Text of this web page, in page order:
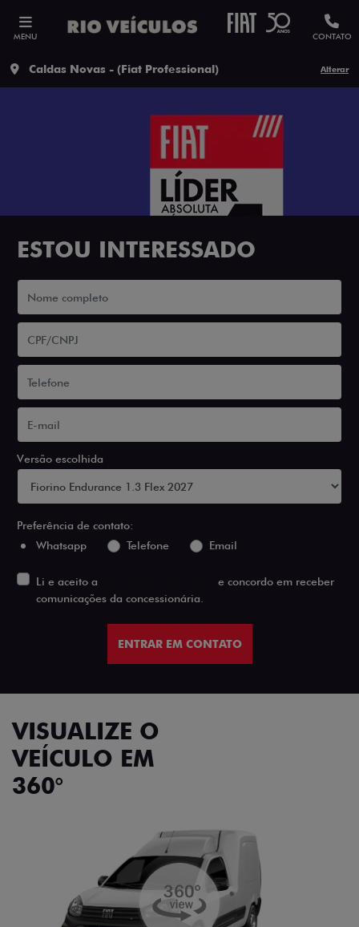
MENU CONTATO
Caldas Novas - (Fiat Professional) Alterar
ESTOU INTERESSADO
Versão escolhida
Preferência de contato:
Whatsapp
Telefone Email
Li e aceito a
e concordo em receber
comunicações da concessionária.
ENTRAR EM CONTATO
VISUALIZE O
VEÍCULO EM
360°